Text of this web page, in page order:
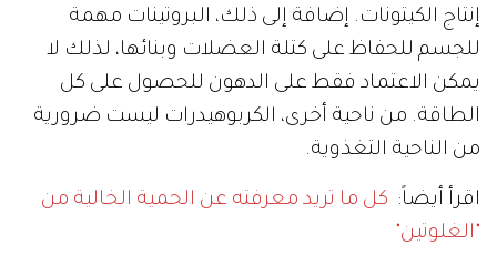
إنتاج الكيتونات. إضافة إلى ذلك، البروتينات مهمة
للجسم للحفاظ على كتلة العضلات وبنائها، لذلك لا
يمكن الاعتماد فقط على الدهون للحصول على كل
الطاقة. من ناحية أخرى، الكربوهيدرات ليست ضرورية
من الناحية التغذوية.
اقرأ أيضاً: كل ما تريد معرفته عن الحمية الخالية من
"الغلوتين"